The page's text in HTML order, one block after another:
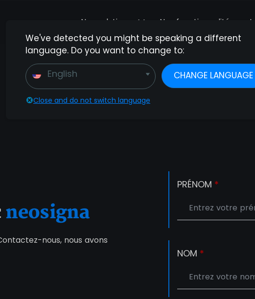
Nos solutions Nos fonctionnalités
Prêt àdémarrer?
Nous serions ravis de vous faire essayer
neosigna
nous, nous avons
PRÉNOM *
NOM *
We've detected you might be speaking a different
language. Do you want to change to:
English CHANGE LANGUAGE
Close and do not switch language